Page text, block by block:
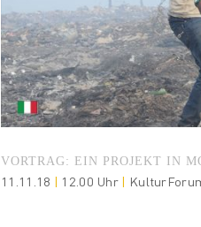
VORTRAG: EIN PROJEKT IN
11.11.18 | 12.00 Uhr |